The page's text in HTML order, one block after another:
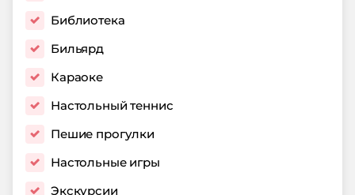
Библиотека
Бильярд
Караоке
Настольный теннис
Пешие прогулки
Настольные игры
Экскурсии